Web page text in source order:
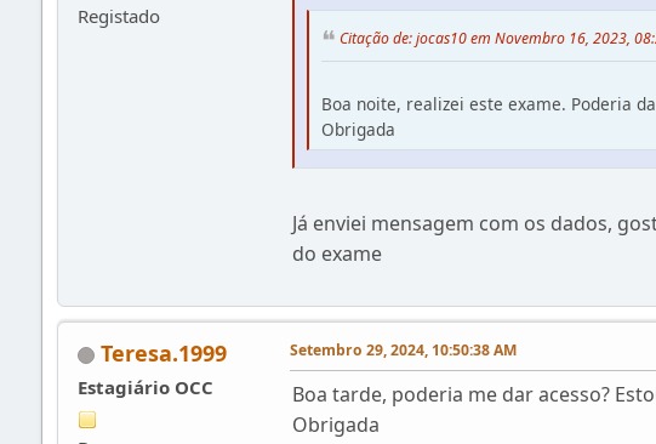
Registado
Citação de: jocas10 em Novembro 16, 2023,
Boa noite, realizei este exame. Poderia
Obrigada
Já enviei mensagem com os dados,
do exame
Teresa.1999
Estagiário OCC
Setembro 29, 2024, 10:50:38 AM
Boa tarde, poderia me dar acesso?
Obrigada